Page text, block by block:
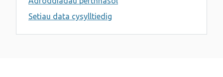
Setiau data cysylltiedig